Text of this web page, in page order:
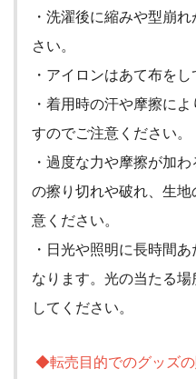
・洗濯後に縮みや型崩
さい。
・アイロンはあて布をし
・着用時の汗や摩擦に
すのでご注意ください。
・過度な力や摩擦が加
の擦り切れや破れ、生
意ください。
・日光や照明に長時間
なります。光の当たる
してください。
◆転売目的でのグッズの